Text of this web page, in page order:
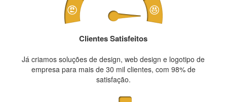
Clientes Satisfeitos
Já criamos soluções de design, web design e logotipo de
empresa para mais de 30 mil clientes, com 98% de
satisfação.